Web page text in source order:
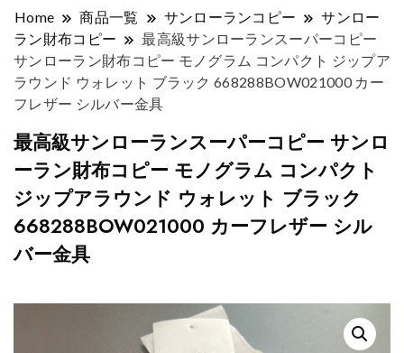
Home 商品一覧 サンローランコピー
サンロー
ラン財布コピー
最高級サンローランスーパーコピー
サンローラン財布コピー モノグラム コンパクト ジップア
ラウンド ウォレット ブラック 668288BOW021000 カー
フレザー シルバー金具
最高級サンローランスーパーコピー サンロ
ーラン財布コピー モノグラム コンパクト
ジップアラウンド ウォレット ブラック
668288BOW021000 カーフレザー シル
バー金具